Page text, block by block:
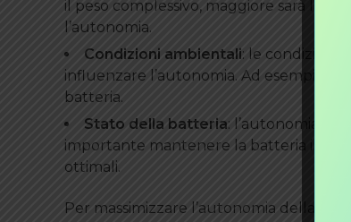
il peso complessivo, maggiore sarà la
l’autonomia.
Condizioni ambientali: le condizioni
influenzare l’autonomia. Ad esempio,
batteria.
Stato della batteria: l’autonomia
importante mantenere la batteria in
ottimali.
Per massimizzare l’autonomia della